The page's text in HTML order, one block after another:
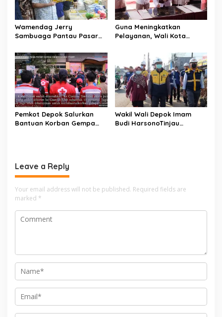
Wamendag Jerry
Sambuaga Pantau Pasar
Ketersediaan Bapok Aman
dan Harga Terkendali
Guna Meningkatkan
Pelayanan, Wali Kota
Resmikan Rehabilitasi 11
Kantor Pemerintahan
Pemkot Depok Salurkan
Bantuan Korban Gempa
Wakil Wali Depok Imam
Budi HarsonoTinjau
Leave a Reply
Your email address will not be published. Required fields are
marked *